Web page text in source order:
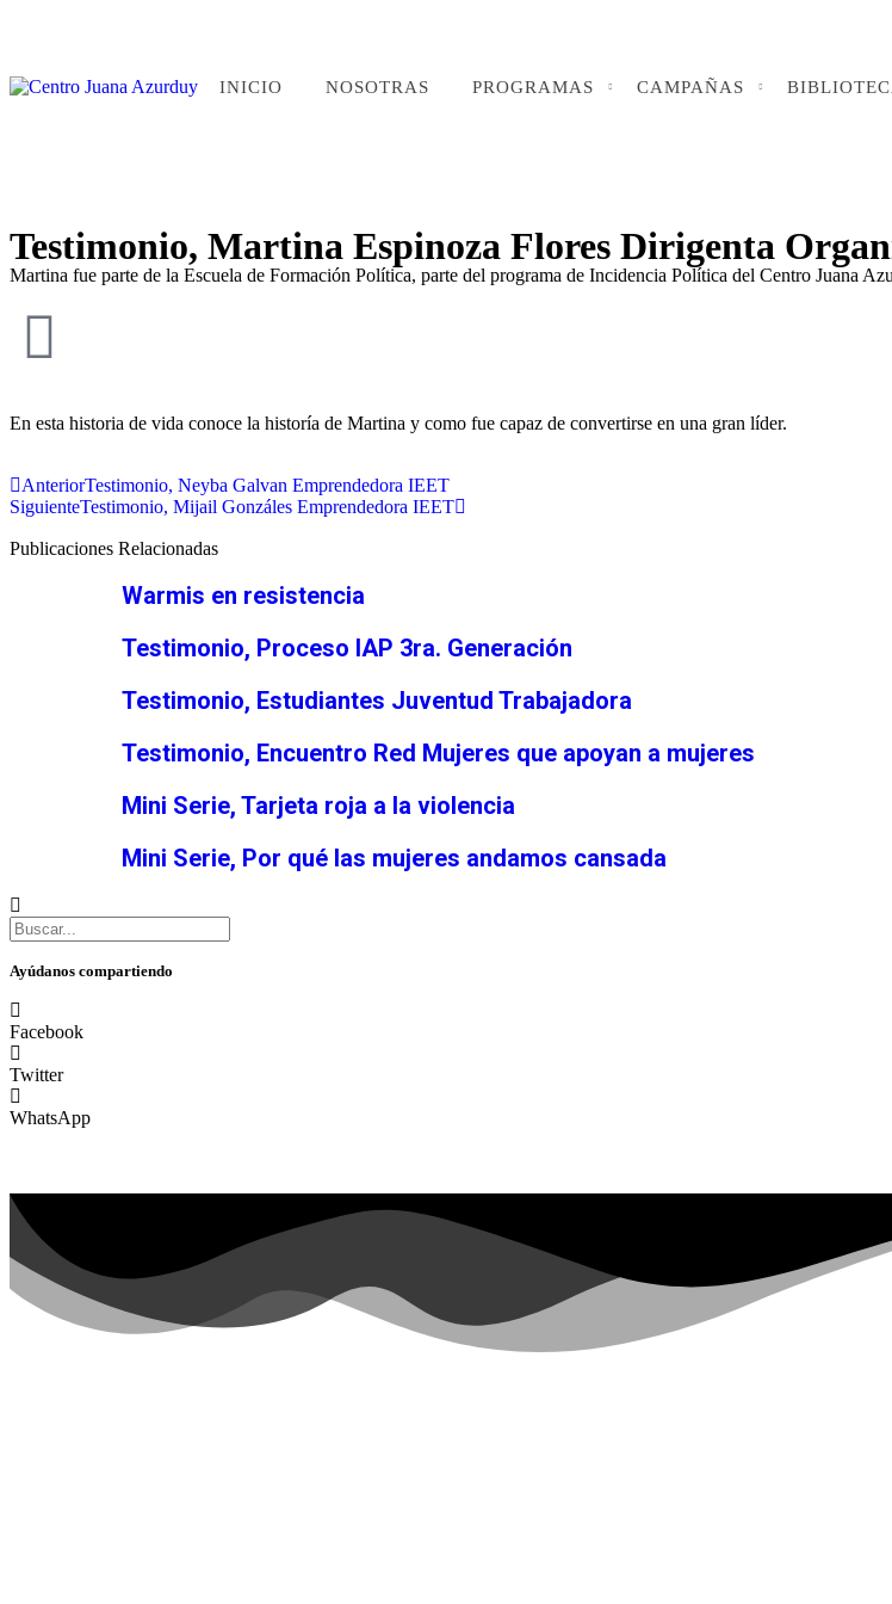
INICIO NOSOTRAS PROGRAMAS CAMPAÑAS
Testimonio, Martina Espinoza Flores Dirigenta
Martina fue parte de la Escuela de Formación Política, parte del programa de Incidencia Política del Centro Juana
En esta historia de vida conoce la historía de Martina y como fue capaz de convertirse en una gran líder.
AnteriorTestimonio, Neyba Galvan Emprendedora IEET
SiguienteTestimonio, Mijail Gonzáles Emprendedora IEET
Publicaciones Relacionadas
Warmis en resistencia
Testimonio, Proceso IAP 3ra. Generación
Testimonio, Estudiantes Juventud Trabajadora
Testimonio, Encuentro Red Mujeres que apoyan a mujeres
Mini Serie, Tarjeta roja a la violencia
Mini Serie, Por qué las mujeres andamos cansada
Ayúdanos compartiendo
Facebook
Twitter
WhatsApp